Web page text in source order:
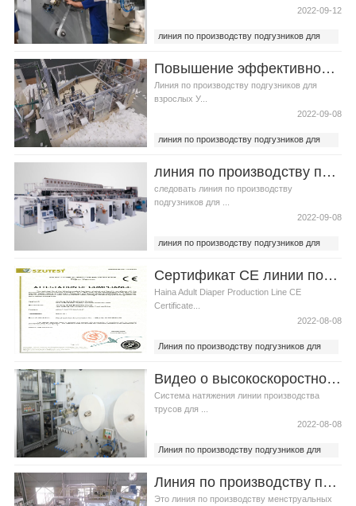
2022-09-12
линия по производству подгузников для
лучшая линия по производству
Повышение эффективности установки линия по производству подгузников для взрослых
Линия по производству подгузников для
взрослых У...
2022-09-08
линия по производству подгузников для
лучшая линия по производству
линия по производству подгузников для взрослых особенности послепродажного обслуживания
следовать линия по производству
подгузников для ...
2022-09-08
линия по производству подгузников для
лучшая линия по производству
Сертификат CE линии по производству подгузников для взрослых Haina
Haina Adult Diaper Production Line CE
Certificate...
2022-08-08
Линия по производству подгузников для
Видео о высокоскоростной машина подгузников для взрослых
Система натяжения линии производства
трусов для ...
2022-08-08
Линия по производству подгузников для
Линия по производству подгузников для взрослых Haina помогает покупателю привлечь больше внимания рынка в Казахстане
Это линия по производству менструальных